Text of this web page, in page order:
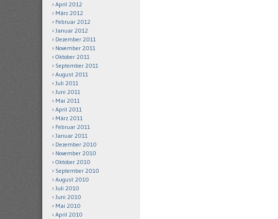
April 2012
März 2012
Februar 2012
Januar 2012
Dezember 2011
November 2011
Oktober 2011
September 2011
August 2011
Juli 2011
Juni 2011
Mai 2011
April 2011
März 2011
Februar 2011
Januar 2011
Dezember 2010
November 2010
Oktober 2010
September 2010
August 2010
Juli 2010
Juni 2010
Mai 2010
April 2010